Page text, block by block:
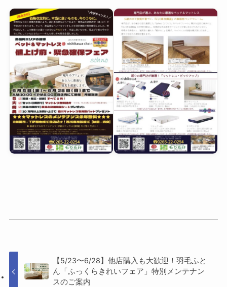
【5/23〜6/28】他店購入も大歓迎！羽毛ふと
ん「ふっくらきれいフェア」特別メンテナン
スのご案内